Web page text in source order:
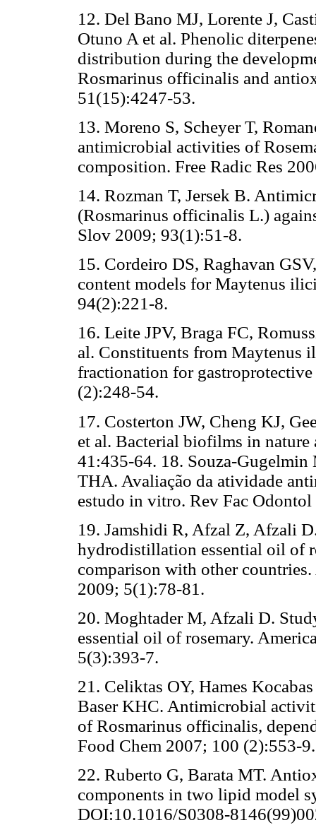
12. Del Bano MJ, Lorente J,
Otuno A et al. Phenolic
distribution during the
Rosmarinus officinalis and
51(15):4247-53.
13. Moreno S, Scheyer T,
antimicrobial activities of
composition. Free Radic Res
14. Rozman T, Jersek B.
(Rosmarinus officinalis L.)
Slov 2009; 93(1):51-8.
15. Cordeiro DS, Raghavan
content models for Maytenus
94(2):221-8.
16. Leite JPV, Braga FC,
al. Constituents from Maytenus
fractionation for
(2):248-54.
17. Costerton JW, Cheng KJ,
et al. Bacterial biofilms in
41:435-64. 18. Souza-
THA. Avaliação da atividade
estudo in vitro. Rev Fac
19. Jamshidi R, Afzal Z, Afzali
hydrodistillation essential oil of
comparison with other
2009; 5(1):78-81.
20. Moghtader M, Afzali D.
essential oil of rosemary.
5(3):393-7.
21. Celiktas OY, Hames
Baser KHC. Antimicrobial
of Rosmarinus officinalis,
Food Chem 2007; 100 (2):553-9.
22. Ruberto G, Barata MT.
components in two lipid model
DOI:10.1016/S0308-